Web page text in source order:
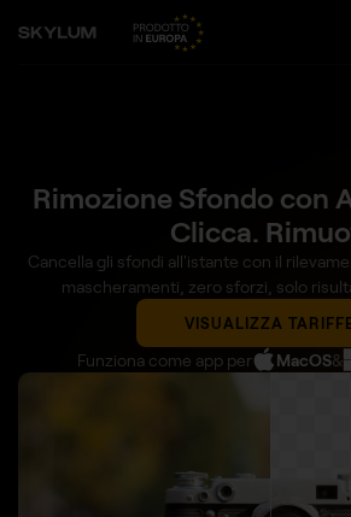
Rimozione Sfondo con
Clicca.
Cancella gli sfondi all'istante con il
mascheramenti, zero sforzi, solo
VISUALIZZA
Funziona come app per MacOS&